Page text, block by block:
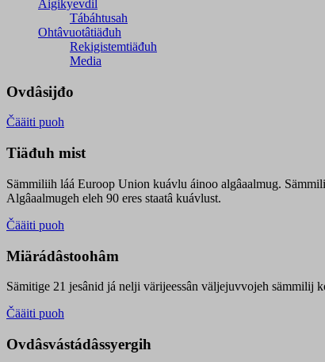
Äigikyevdil
Tábáhtusah
Ohtâvuotâtiäđuh
Rekigistemtiäđuh
Media
Ovdâsijđo
Čääiti puoh
Tiäđuh mist
Sämmiliih láá Euroop Union kuávlu áinoo algâaalmug.
Algâaalmugeh eleh 90 eres staatâ kuávlust.
Čääiti puoh
Miärádâstoohâm
Sämitige 21 jesânid já nelji värijeessân väljejuvvojeh sämmilij
Čääiti puoh
Ovdâsvástádâssyergih